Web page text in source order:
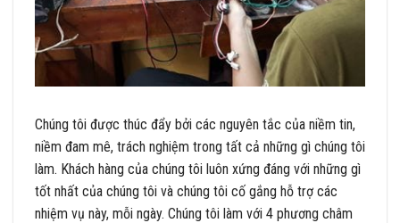
Chúng tôi được thúc đẩy bởi các nguyên tắc của niềm tin,
niềm đam mê, trách nghiệm trong tất cả những gì chúng tôi
làm. Khách hàng của chúng tôi luôn xứng đáng với những gì
tốt nhất của chúng tôi và chúng tôi cố gắng hỗ trợ các
nhiệm vụ này, mỗi ngày. Chúng tôi làm với 4 phương châm